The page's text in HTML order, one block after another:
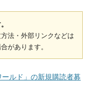
法・外部リンクなどは
があります。
ルド」の新規購読者募